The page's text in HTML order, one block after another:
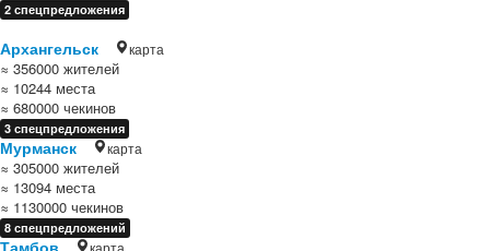
2 спецпредложения
Архангельск карта
≈ 356000 жителей
≈ 10244 места
≈ 680000 чекинов
3 спецпредложения
Мурманск карта
≈ 305000 жителей
≈ 13094 места
≈ 1130000 чекинов
8 спецпредложений
Тамбов карта